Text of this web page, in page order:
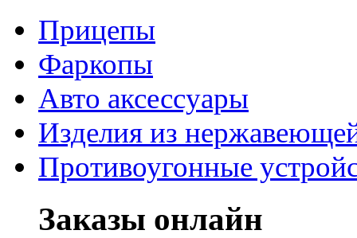
Прицепы
Фаркопы
Авто аксессуары
Изделия из
Противоугонные
Заказы онлайн